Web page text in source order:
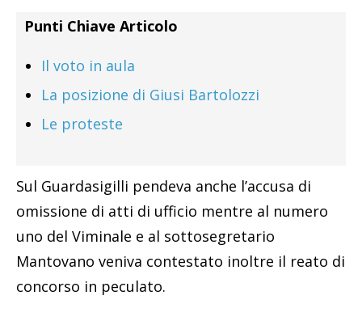
Punti Chiave Articolo
Il voto in aula
La posizione di Giusi Bartolozzi
Le proteste
Sul Guardasigilli pendeva anche l’accusa di
omissione di atti di ufficio mentre al numero
uno del Viminale e al sottosegretario
Mantovano veniva contestato inoltre il reato di
concorso in peculato.